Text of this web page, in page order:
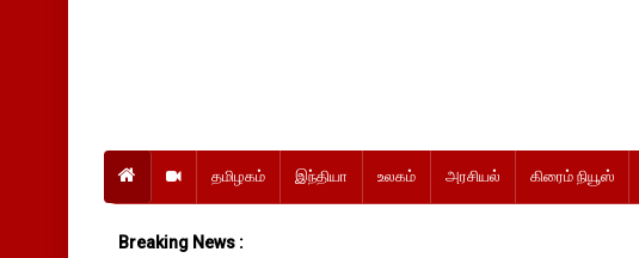
தமிழகம் இந்தியா உலகம் அரசியல் கிரைம் நியூஸ்
Breaking News :